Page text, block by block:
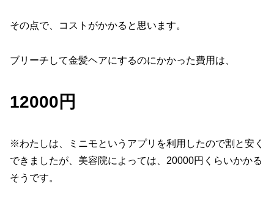
その点で、コストがかかると思います。
ブリーチして金髪ヘアにするのにかかった費用は、
12000円
※わたしは、ミニモというアプリを利用したので割と安く
できましたが、美容院によっては、20000円くらいかかる
そうです。